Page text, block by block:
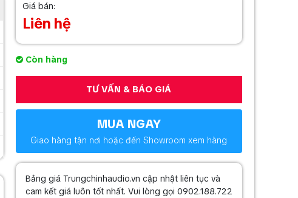
Giá bán:
Liên hệ
Còn hàng
TƯ VẤN & BÁO GIÁ
MUA NGAY
Giao hàng tận nơi hoặc đến Showroom xem hàng
Bảng giá Trungchinhaudio.vn cập nhật liên tục và
cam kết giá luôn tốt nhất. Vui lòng gọi 0902.188.722